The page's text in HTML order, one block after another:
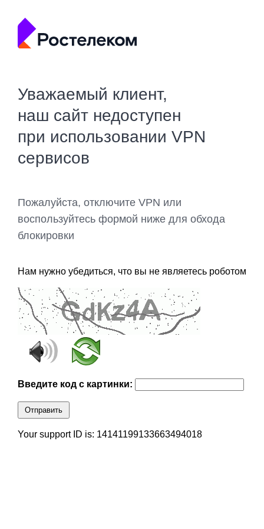
Уважаемый клиент,
наш сайт недоступен
при использовании VPN
сервисов
Пожалуйста, отключите VPN или
воспользуйтесь формой ниже для обхода
блокировки
Нам нужно убедиться, что вы не являетесь роботом
Введите код с картинки:
Отправить
Your support ID is: 14141199133663494018